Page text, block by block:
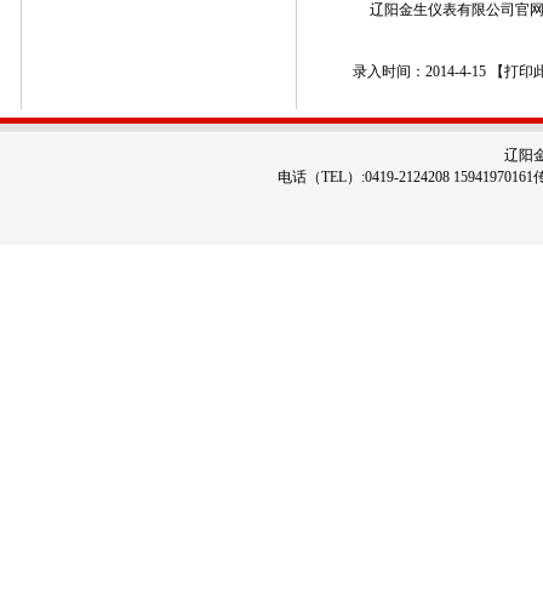
辽阳金生仪表有限公司官
录入时间：2014-4-15 【打印
辽阳
电话（TEL）:0419-2124208